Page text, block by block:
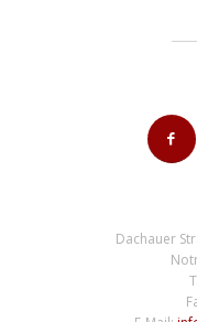
Dachauer